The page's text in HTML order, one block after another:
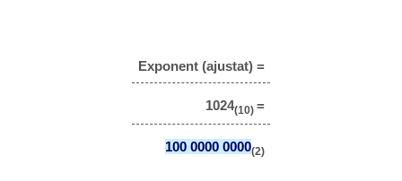
Exponent (ajustat) =
1024(10) =
100 0000 0000(2)